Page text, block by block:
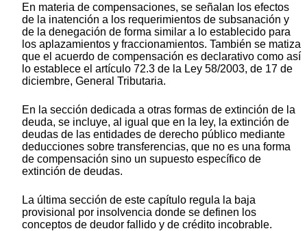
En materia de compensaciones, se señalan los efectos
de la inatención a los requerimientos de subsanación y
de la denegación de forma similar a lo establecido para
los aplazamientos y fraccionamientos. También se matiza
que el acuerdo de compensación es declarativo como así
lo establece el artículo 72.3 de la Ley 58/2003, de 17 de
diciembre, General Tributaria.
En la sección dedicada a otras formas de extinción de la
deuda, se incluye, al igual que en la ley, la extinción de
deudas de las entidades de derecho público mediante
deducciones sobre transferencias, que no es una forma
de compensación sino un supuesto específico de
extinción de deudas.
La última sección de este capítulo regula la baja
provisional por insolvencia donde se definen los
conceptos de deudor fallido y de crédito incobrable.